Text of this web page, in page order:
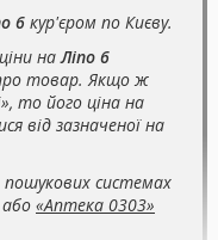
6 кур'єром по Києву.
наЛіпо 6
товар. Якщо ж
то його ціна на
від зазначеної на
системах
або «Аптека 0303»